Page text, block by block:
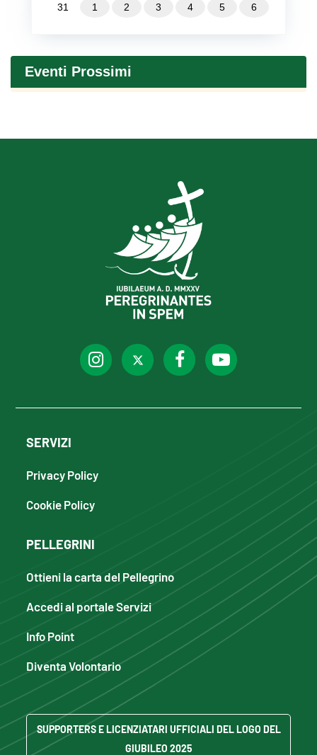
31 1 2 3 4 5 6
Eventi Prossimi
SERVIZI
Privacy Policy
Cookie Policy
PELLEGRINI
Ottieni la carta del Pellegrino
Accedi al portale Servizi
Info Point
Diventa Volontario
SUPPORTERS E LICENZIATARI UFFICIALI DEL LOGO DEL
GIUBILEO 2025